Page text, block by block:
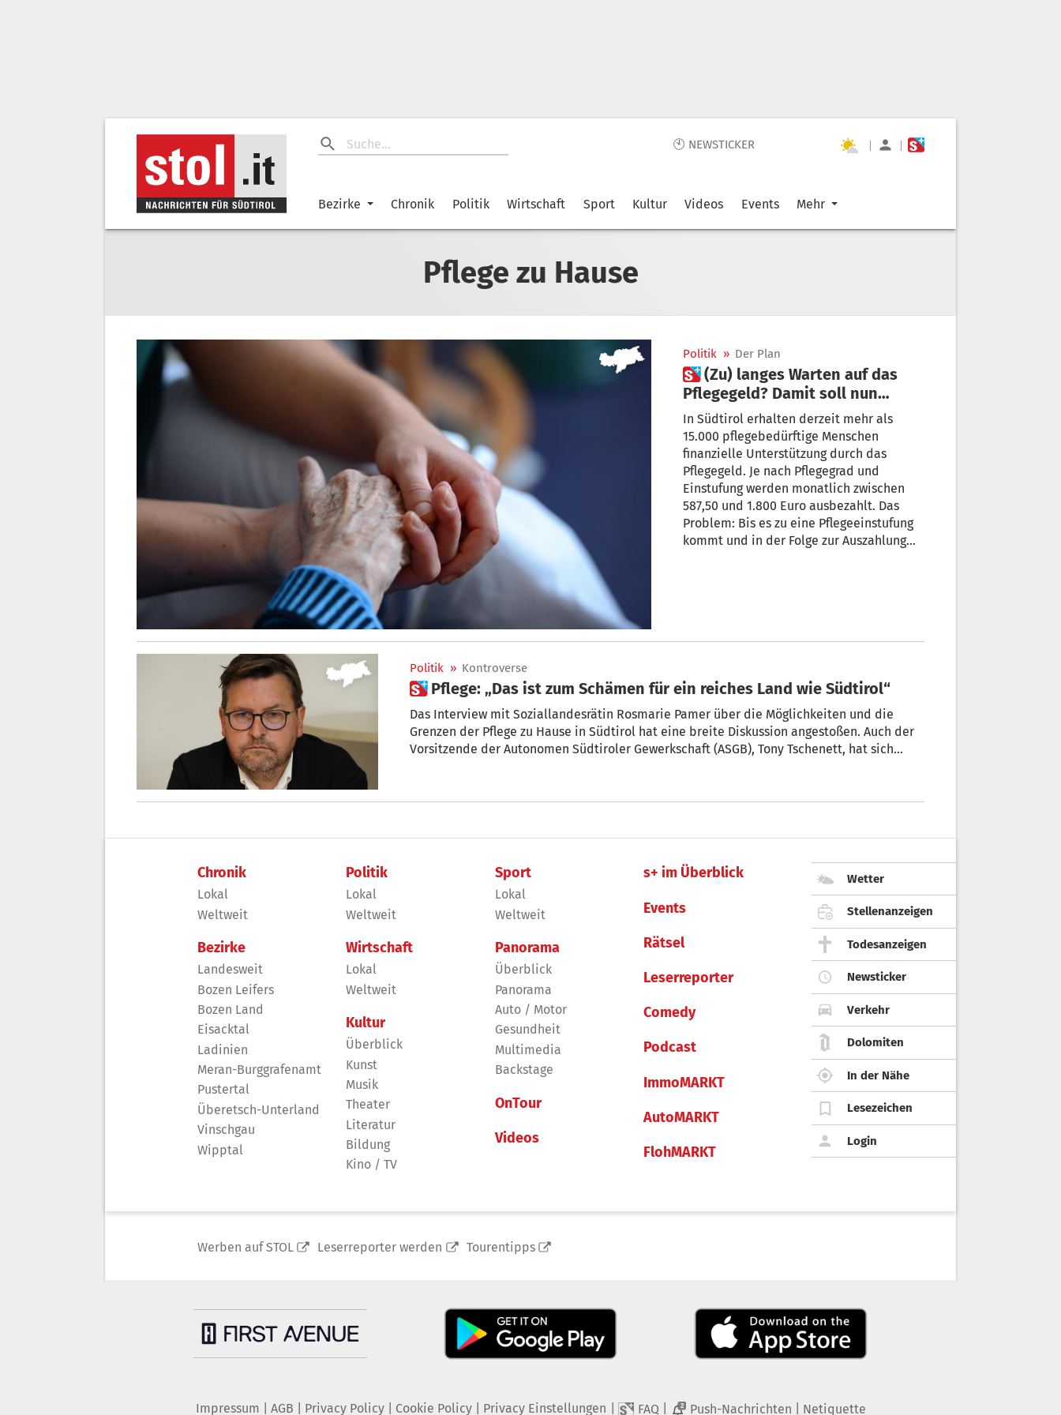
🕙 NEWSTICKER | |
Bezirke Chronik Politik Wirtschaft Sport Kultur Videos Events Mehr
Pflege zu Hause
Politik » Der Plan
 (Zu) langes Warten auf das
Pflegegeld? Damit soll nun
vorbei sein
In Südtirol erhalten derzeit mehr als
15.000 pflegebedürftige Menschen
finanzielle Unterstützung durch das
Pflegegeld. Je nach Pflegegrad und
Einstufung werden monatlich zwischen
587,50 und 1.800 Euro ausbezahlt. Das
Problem: Bis es zu eine Pflegeeinstufung
kommt und in der Folge zur Auszahlung
Politik » Kontroverse
 Pflege: „Das ist zum Schämen für ein reiches Land wie Südtirol“
Das Interview mit Soziallandesrätin Rosmarie Pamer über die Möglichkeiten und die
Grenzen der Pflege zu Hause in Südtirol hat eine breite Diskussion angestoßen. Auch der
Vorsitzende der Autonomen Südtiroler Gewerkschaft (ASGB), Tony Tschenett, hat sich
Chronik
Lokal
Weltweit
Bezirke
Landesweit
Bozen Leifers
Bozen Land
Eisacktal
Ladinien
Meran-Burggrafenamt
Pustertal
Überetsch-Unterland
Vinschgau
Wipptal
Politik
Lokal
Weltweit
Wirtschaft
Lokal
Weltweit
Kultur
Überblick
Kunst
Musik
Theater
Literatur
Bildung
Kino / TV
Sport
Lokal
Weltweit
Panorama
Überblick
Panorama
Auto / Motor
Gesundheit
Multimedia
Backstage
OnTour
Videos
s+ im Überblick
Events
Rätsel
Leserreporter
Comedy
Podcast
ImmoMARKT
AutoMARKT
FlohMARKT
Wetter
Stellenanzeigen
Todesanzeigen
Newsticker
Verkehr
Dolomiten
In der Nähe
Lesezeichen
Login
Werben auf STOL Leserreporter werden Tourentipps
Impressum AGB Privacy Policy| Cookie Policy| Privacy Einstellungen FAQ 2 Push-Nachrichten Netiquette